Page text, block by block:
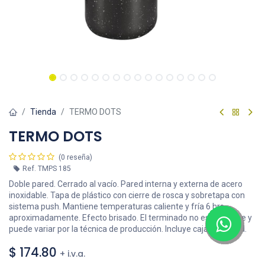
Tienda TERMO DOTS
TERMO DOTS
(0 reseña)
Ref. TMPS 185
Doble pared. Cerrado al vacío. Pared interna y externa de acero
inoxidable. Tapa de plástico con cierre de rosca y sobretapa con
sistema push. Mantiene temperaturas caliente y fría 6 hrs
aproximadamente. Efecto brisado. El terminado no es uniforme y
puede variar por la técnica de producción. Incluye caja individual.
$ 174.80 + i.v.a.